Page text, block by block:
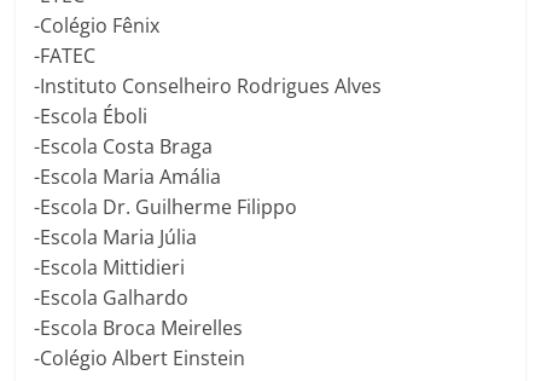
-Colégio Fênix
-FATEC
-Instituto Conselheiro Rodrigues Alves
-Escola Éboli
-Escola Costa Braga
-Escola Maria Amália
-Escola Dr. Guilherme Filippo
-Escola Maria Júlia
-Escola Mittidieri
-Escola Galhardo
-Escola Broca Meirelles
-Colégio Albert Einstein